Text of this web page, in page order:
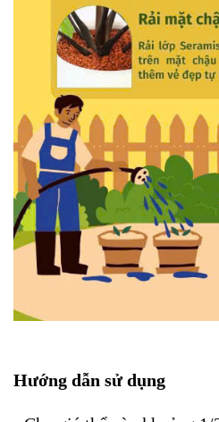
Hướng dẫn sử dụng